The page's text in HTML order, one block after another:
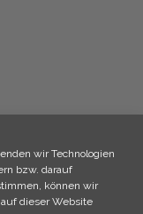
wir Technologien
bzw. darauf
können wir
dieser Website